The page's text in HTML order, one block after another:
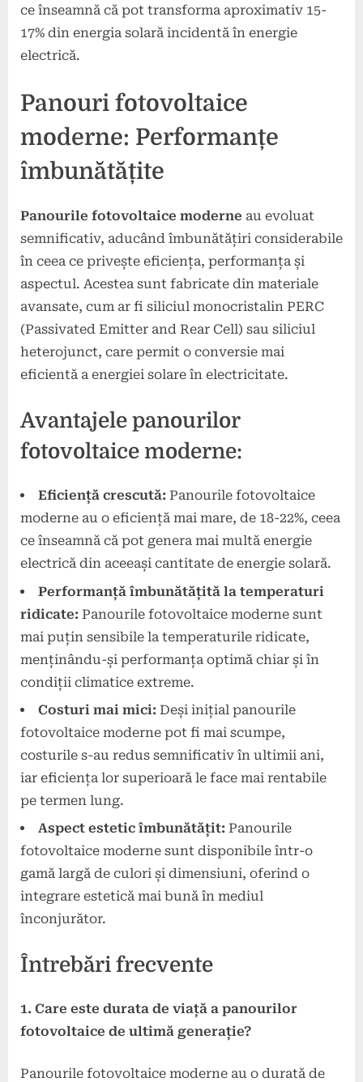
ce înseamnă că pot transforma aproximativ 15-
17% din energia solară incidentă în energie
electrică.
Panouri fotovoltaice
moderne: Performanțe
îmbunătățite
Panourile fotovoltaice moderne au evoluat
semnificativ, aducând îmbunătățiri considerabile
în ceea ce privește eficiența, performanța și
aspectul. Acestea sunt fabricate din materiale
avansate, cum ar fi siliciul monocristalin PERC
(Passivated Emitter and Rear Cell) sau siliciul
heterojunct, care permit o conversie mai
eficientă a energiei solare în electricitate.
Avantajele panourilor
fotovoltaice moderne:
Eficiență crescută: Panourile fotovoltaice
moderne au o eficiență mai mare, de 18-22%, ceea
ce înseamnă că pot genera mai multă energie
electrică din aceeași cantitate de energie solară.
Performanță îmbunătățită la temperaturi
ridicate: Panourile fotovoltaice moderne sunt
mai puțin sensibile la temperaturile ridicate,
menținându-și performanța optimă chiar și în
condiții climatice extreme.
Costuri mai mici: Deși inițial panourile
fotovoltaice moderne pot fi mai scumpe,
costurile s-au redus semnificativ în ultimii ani,
iar eficiența lor superioară le face mai rentabile
pe termen lung.
Aspect estetic îmbunătățit: Panourile
fotovoltaice moderne sunt disponibile într-o
gamă largă de culori și dimensiuni, oferind o
integrare estetică mai bună în mediul
înconjurător.
Întrebări frecvente
1. Care este durata de viață a panourilor
fotovoltaice de ultimă generație?
Panourile fotovoltaice moderne au o durată de